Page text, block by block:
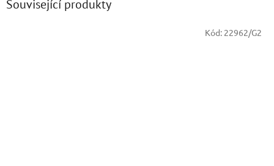
Související produkty
Kód: 22962/G2